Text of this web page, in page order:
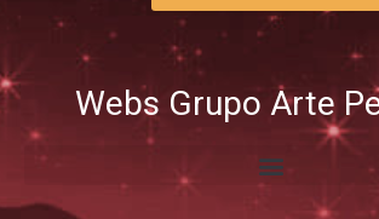
Webs Grupo Arte